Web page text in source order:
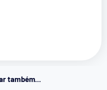
também...